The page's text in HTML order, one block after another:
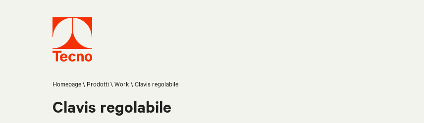
Homepage Prodotti Work Clavis regolabile
Clavis regolabile